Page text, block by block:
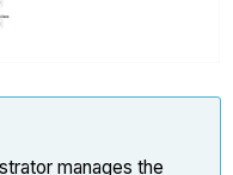
manages the